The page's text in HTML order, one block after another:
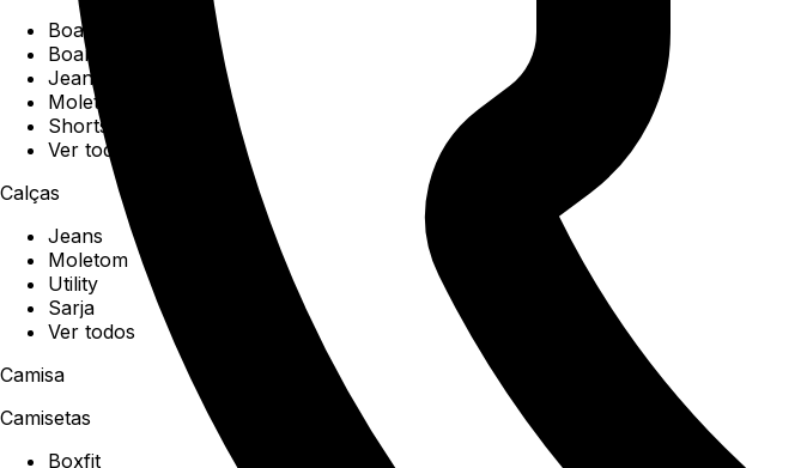
Boardshorts
Boardwalk
Jeans
Moletom
Shorts
Ver todos
Calças
Jeans
Moletom
Utility
Sarja
Ver todos
Camisa
Camisetas
Boxfit